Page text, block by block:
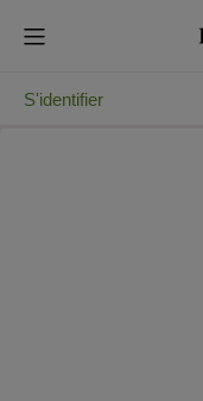
S'identifier